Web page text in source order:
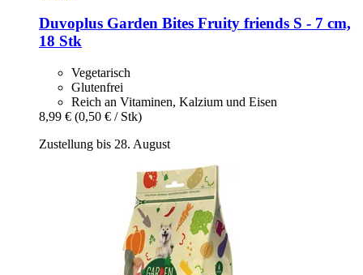
Duvoplus Garden Bites Fruity friends S -​ 7 cm,
18 Stk
Vegetarisch
Glutenfrei
Reich an Vitaminen, Kalzium und Eisen
8,99 € (0,50 € / Stk)
Zustellung bis 28. August